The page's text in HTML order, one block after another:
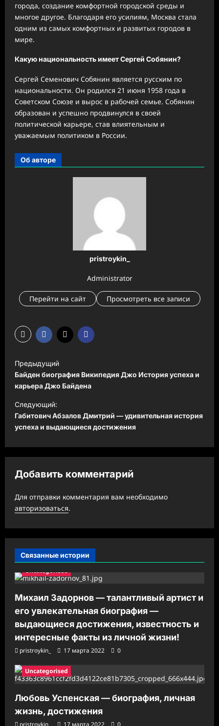
города, создание комфортной городской среды и
многое другое. Благодаря его усилиям, Москва стала
одним из самых комфортных и развитых городов в
мире.
Какую национальность имеет Сергей Собянин?
Сергей Семенович Собянин является русским по
национальности. Он родился 21 июня 1958 года в
Советском Союзе и вырос в рабочей семье. Собянин
образован и успешно продвинулся в своей
политической карьере, став влиятельным и
уважаемым политиком в России.
Об авторе
pristroykin_
Administrator
Перейти на сайт Просмотреть все записи
Н
а
в
и
г
а
ц
я
з
а
и
и
Предыдущий
Байден биография Википедия Джо История успеха и
карьера Джо Байдена
Следующий:
Габитович Абзалов Дмитрий — удивительная история
успеха и выдающиеся достижения
Добавить комментарий
Для отправки комментария вам необходимо
авторизоваться.
Связанные истории
Uncategorised
Михаил Задорнов — талантливый артист и
его увлекательная биография —
выдающиеся достижения, известность и
интересные факты из личной жизни!
pristroykin_ 17 марта 2022 0
Uncategorised
Любовь Успенская — биография, личная
жизнь, достижения